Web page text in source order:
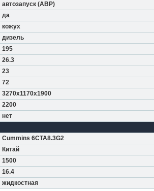
автозапуск (АВР)
да
кожух
дизель
195
26.3
23
72
3270x1170x1900
2200
нет
Cummins 6CTA8.3G2
Китай
1500
16.4
жидкостная